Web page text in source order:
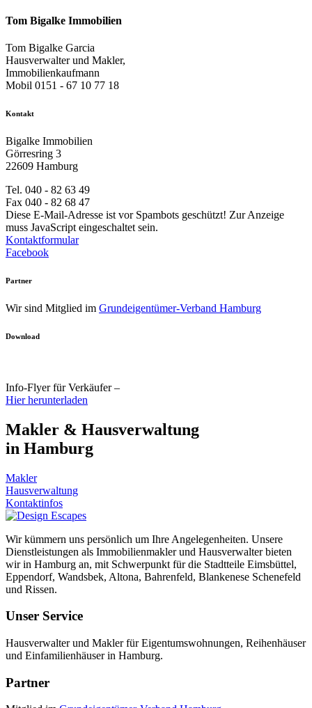
Tom Bigalke Immobilien
Tom Bigalke Garcia
Hausverwalter und Makler,
Immobilienkaufmann
Mobil 0151 - 67 10 77 18
Kontakt
Bigalke Immobilien
Görresring 3
22609 Hamburg
Tel. 040 - 82 63 49
Fax 040 - 82 68 47
Diese E-Mail-Adresse ist vor Spambots geschützt! Zur Anzeige
muss JavaScript eingeschaltet sein.
Kontaktformular
Facebook
Partner
Wir sind Mitglied im Grundeigentümer-Verband Hamburg
Download
Info-Flyer für Verkäufer –
Hier herunterladen
Makler & Hausverwaltung
in Hamburg
Makler
Hausverwaltung
Kontaktinfos
Wir kümmern uns persönlich um Ihre Angelegenheiten. Unsere
Dienstleistungen als Immobilienmakler und Hausverwalter bieten
wir in Hamburg an, mit Schwerpunkt für die Stadtteile Eimsbüttel,
Eppendorf, Wandsbek, Altona, Bahrenfeld, Blankenese Schenefeld
und Rissen.
Unser Service
Hausverwalter und Makler für Eigentumswohnungen, Reihenhäuser
und Einfamilienhäuser in Hamburg.
Partner